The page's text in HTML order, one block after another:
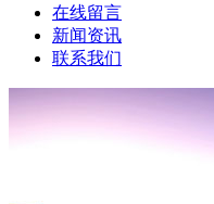
在线留言
新闻资讯
联系我们